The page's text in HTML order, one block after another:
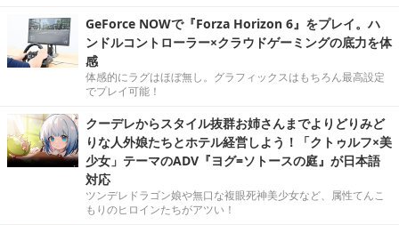
GeForce NOWで『Forza Horizon 6』をプレイ。ハ
ンドルコントローラー×クラウドゲーミングの底力を体
感
体感的にラグはほぼ無し。グラフィックスはもちろん最高設定
でプレイ可能！
クーデレからスタイル抜群お姉さんまでよりどりみど
りな人外娘たちとホテル経営しよう！「クトゥルフ×美
少女」テーマのADV『ヨグ=ソトースの庭』が日本語
対応
ツンデレドラゴン娘や無口な複眼死神美少女など、属性てんこ
もりのヒロインたちがアツい！